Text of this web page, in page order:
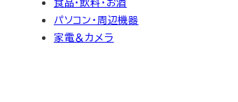
パソコン・周辺機器
家電＆カメラ